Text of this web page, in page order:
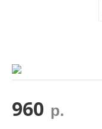
960 р.